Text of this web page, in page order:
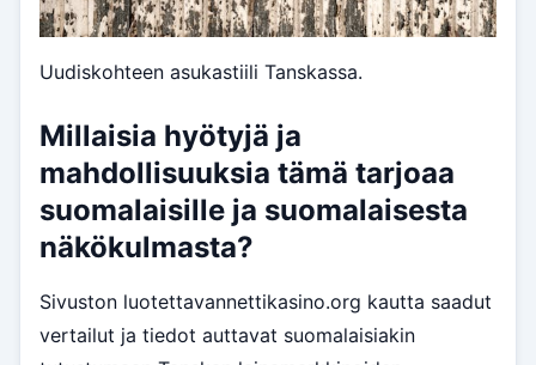
Uudiskohteen asukastiili Tanskassa.
Millaisia hyötyjä ja
mahdollisuuksia tämä tarjoaa
suomalaisille ja suomalaisesta
näkökulmasta?
Sivuston luotettavannettikasino.org kautta saadut
vertailut ja tiedot auttavat suomalaisiakin